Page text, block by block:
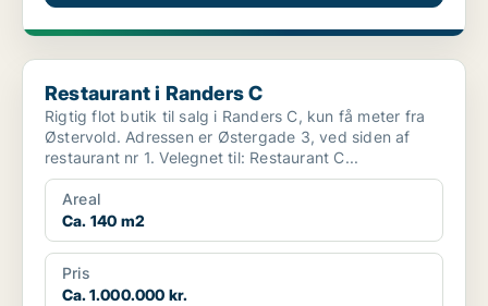
Restaurant i Randers C
Restaurant i Randers C
Rigtig flot butik til salg i Randers C, kun få meter fra
Østervold. Adressen er Østergade 3, ved siden af
restaurant nr 1. Velegnet til: Restaurant C...
Areal
Ca. 140 m2
Pris
Ca. 1.000.000 kr.